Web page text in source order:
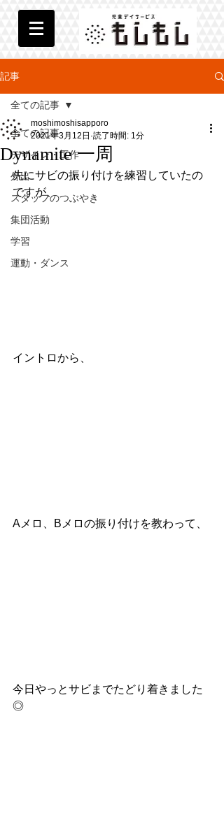
記事
全ての記事
デザイン・工作
外出
スタッフのつぶやき
集団活動
学習
運動・ダンス
全ての記事
Dynamite 一周
moshimoshisapporo
2021年3月12日 読了時間: 1分
先にサビの振り付けを練習していたの
ですが、
イントロから、
Aメロ、Bメロの振り付けを教わって、
今日やっとサビまでたどり着きました
◎